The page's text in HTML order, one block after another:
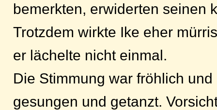
bemerkten, erwiderten seinen
Trotzdem wirkte Ike eher
er lächelte nicht einmal.
Die Stimmung war fröhlich
gesungen und getanzt.